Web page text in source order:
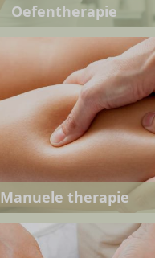
Oefentherapie
Manuele therapie